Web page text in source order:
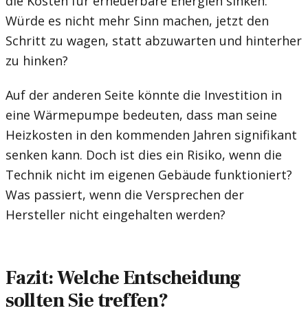
Würde es nicht mehr Sinn machen, jetzt den
Schritt zu wagen, statt abzuwarten und hinterher
zu hinken?
Auf der anderen Seite könnte die Investition in
eine Wärmepumpe bedeuten, dass man seine
Heizkosten in den kommenden Jahren signifikant
senken kann. Doch ist dies ein Risiko, wenn die
Technik nicht im eigenen Gebäude funktioniert?
Was passiert, wenn die Versprechen der
Hersteller nicht eingehalten werden?
Fazit: Welche Entscheidung
sollten Sie treffen?